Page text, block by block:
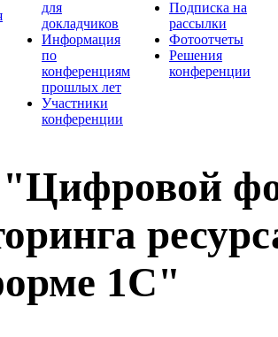
для
докладчиков
Информация
по
конференциям
прошлых лет
Участники
конференции
Подписка на
рассылки
Фотоотчеты
Решения
конференции
"Цифровой
1С"